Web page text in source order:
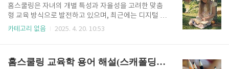
과를 함께 완성해나가는 구조로, 학업 성취뿐만 아니라
사회성, 의사소통 능력, 자기조절력 향상에 매우 효과적
인 교수 전략입니다. 홈스쿨링에서는 형제자매 간 협동
학습, 지역 모임 내 공동 프로젝트, 온라인 협업 활동 등
공유’라는 세..
홈스쿨링은 자녀의 개별 특성과 자율성을 고려한 맞춤
형 교육 방식으로 발전하고 있으며, 최근에는 디지털 기
술과 플랫폼의 발달에 따라 온라인 수업을 홈스쿨링에
과적인 운영을 위해서는 수업 구성, 도구 선택, 상호작
카테고리 없음 2025. 4. 20. 10:53
홈스쿨링 교육학 용어 해설(스캐폴딩, ZPD, 강화)